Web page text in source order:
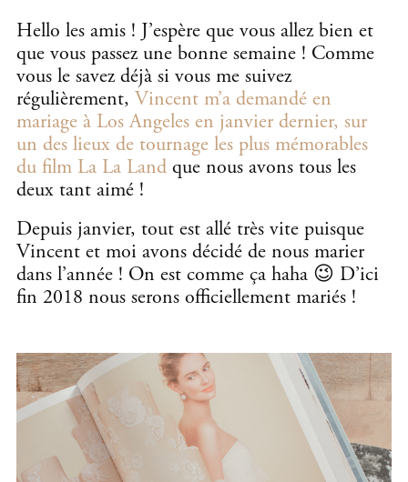
Hello les amis ! J’espère que vous allez bien et
que vous passez une bonne semaine ! Comme
vous le savez déjà si vous me suivez
régulièrement, Vincent m’a demandé en
mariage à Los Angeles en janvier dernier, sur
un des lieux de tournage les plus mémorables
du film La La Land que nous avons tous les
deux tant aimé !
Depuis janvier, tout est allé très vite puisque
Vincent et moi avons décidé de nous marier
dans l’année ! On est comme ça haha 😉 D’ici
fin 2018 nous serons officiellement mariés !